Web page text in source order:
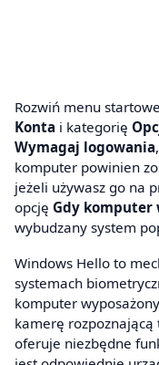
Rozwiń menu
Konta i kategorię
Wymagaj logowania
komputer powinien
jeżeli używasz go na
opcję Gdy komputer
wybudzany system
Windows Hello to
systemach
komputer
kamerę rozpoznającą
oferuje niezbędne